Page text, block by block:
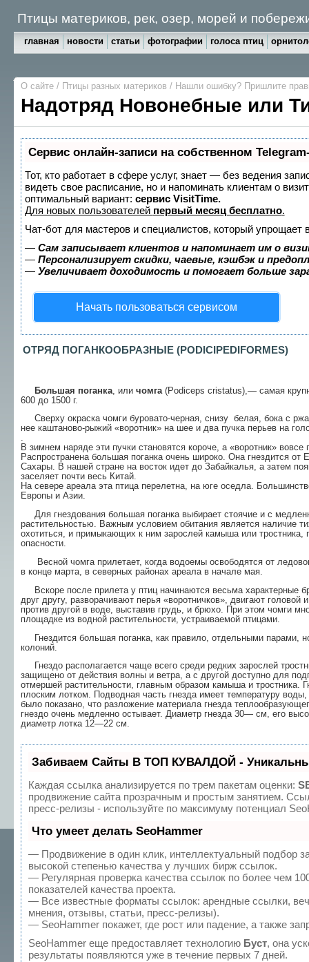
Птицы материков, рек, озер, морей и
главная новости статьи фотографии голоса птиц
О сайте / Птицы разных материков / Нашли ошибку? Пришлите
Надотряд Новонебные или
Сервис онлайн-записи на собственном
Тот, кто работает в сфере услуг, знает — без ведения
видеть свое расписание, но и напоминать клиентам о
оптимальный вариант: сервис VisitTime.
Для новых пользователей первый месяц бесплатно.
Чат-бот для мастеров и специалистов, который упрощает
— Сам записывает клиентов и напоминает им о
— Персонализирует скидки, чаевые, кэшбэк и
— Увеличивает доходимость и помогает больше
Начать пользоваться сервисом
ОТРЯДПОГАНКООБРАЗНЫЕ (PODICIPEDIFORMES)
Большая поганка, или чомга(Podiceps cristatus),— самая
600 до 1500 г.
Сверху окраска чомги буровато-черная, снизу белая, бока с
нее каштаново-рыжий «ворот­ник» на шее и два пучка перьев на
.
В зимнем наряде эти пучки становятся короче, а «воротник» вовсе
Распространена большая поганка очень широко. Она гнездится
Сахары. В нашей стране на восток идет до Забайкалья, а затем
заселяет почти весь Китай.
На севере ареала эта птица перелетна, на юге оседла.
Европы и Азии.
Для гнездования большая поганка выбирает стоячие и с
растительностью. Важным услови­ем обитания является наличие
охотиться, и примы­кающих к ним зарослей камыша или тростника,
опасности.
Весной чомга прилетает, когда водоемы осво­бодятся от
в конце марта, в северных районах ареала в начале мая.
Вскоре после прилета у птиц начинаются весь­ма характерные
друг другу, разворачивают пе­рья «воротничков», двигают
против другой в воде, выставив грудь, и брюхо. При этом чомги
площадке из водной растительности, устраиваемой птицами.
Гнездится большая поганка, как правило, отдельными парами,
колоний.
Гнездо располагается чаще всего среди редких зарослей
защищено от действия волны и ветра, а с другой доступно для
отмершей растительности, главным образом камыша и тростника.
плоским лотком. Подводная часть гнезда имеет температуру
было показано, что разложение материала гнезда
гнездо очень медленно остывает. Диаметр гнезда 30— см, его
диаметр лотка 12—22 см.
Забиваем Сайты В ТОП КУВАЛДОЙ -
Каждая ссылка анализируется по трем пакетам оценки:
продвижение сайта прозрачным и простым занятием.
пресс-релизы - используйте по максимуму потенциал
Что умеет делать SeoHammer
— Продвижение в один клик, интеллектуальный подбор
высокой степенью качества у лучших бирж ссылок.
— Регулярная проверка качества ссылок по более чем
показателей качества проекта.
— Все известные форматы ссылок: арендные ссылки,
мнения, отзывы, статьи, пресс-релизы).
— SeoHammer покажет, где рост или падение, а также
SeoHammer еще предоставляет технологию Буст, она
результаты появляются уже в течение первых 7 дней.